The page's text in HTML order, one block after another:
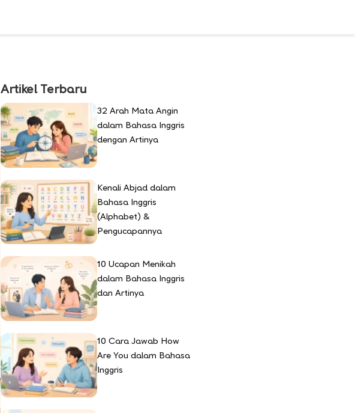
Artikel Terbaru
32 Arah Mata Angin
dalam Bahasa Inggris
dengan Artinya
Kenali Abjad dalam
Bahasa Inggris
(Alphabet) &
Pengucapannya
10 Ucapan Menikah
dalam Bahasa Inggris
dan Artinya
10 Cara Jawab How
Are You dalam Bahasa
Inggris